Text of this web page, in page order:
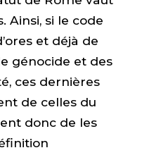
Ainsi, si le code
et déjà de
génocide et des
ces dernières
de celles du
donc de les